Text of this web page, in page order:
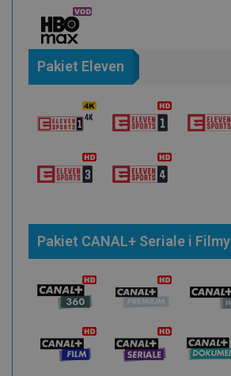
Pakiet Eleven
Pakiet CANAL+ Seriale i Filmy